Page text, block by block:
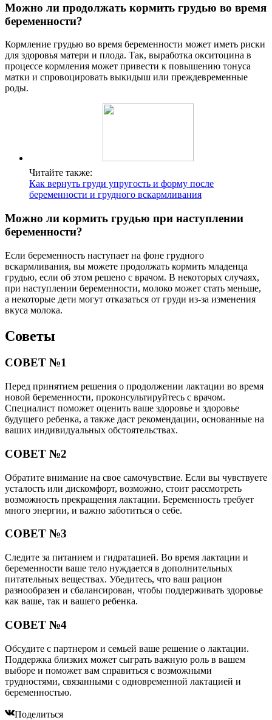
Можно ли продолжать кормить грудью во время
беременности?
Кормление грудью во время беременности может иметь риски
для здоровья матери и плода. Так, выработка окситоцина в
процессе кормления может привести к повышению тонуса
матки и спровоцировать выкидыш или преждевременные
роды.
Читайте также:
Как вернуть груди упругость и форму после
беременности и грудного вскармливания
Можно ли кормить грудью при наступлении
беременности?
Если беременность наступает на фоне грудного
вскармливания, вы можете продолжать кормить младенца
грудью, если об этом решено с врачом. В некоторых случаях,
при наступлении беременности, молоко может стать меньше,
а некоторые дети могут отказаться от груди из-за изменения
вкуса молока.
Советы
СОВЕТ №1
Перед принятием решения о продолжении лактации во время
новой беременности, проконсультируйтесь с врачом.
Специалист поможет оценить ваше здоровье и здоровье
будущего ребенка, а также даст рекомендации, основанные на
ваших индивидуальных обстоятельствах.
СОВЕТ №2
Обратите внимание на свое самочувствие. Если вы чувствуете
усталость или дискомфорт, возможно, стоит рассмотреть
возможность прекращения лактации. Беременность требует
много энергии, и важно заботиться о себе.
СОВЕТ №3
Следите за питанием и гидратацией. Во время лактации и
беременности ваше тело нуждается в дополнительных
питательных веществах. Убедитесь, что ваш рацион
разнообразен и сбалансирован, чтобы поддерживать здоровье
как ваше, так и вашего ребенка.
СОВЕТ №4
Обсудите с партнером и семьей ваше решение о лактации.
Поддержка близких может сыграть важную роль в вашем
выборе и поможет вам справиться с возможными
трудностями, связанными с одновременной лактацией и
беременностью.
Поделиться